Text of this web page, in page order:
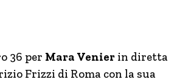
36 per Mara Venier in diretta
Frizzi di Roma con la sua